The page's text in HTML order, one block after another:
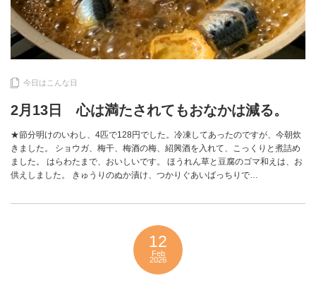
今日はこんな日
2月13日 心は満たされてもおなかは減る。
★節分明けのいわし、4匹で128円でした。冷凍してあったのですが、今朝炊
きました。 ショウガ、梅干、梅酒の梅、紹興酒を入れて、こっくりと煮詰め
ました。 はらわたまで、おいしいです。 ほうれん草と豆腐のゴマ和えは、お
供えしました。 きゅうりのぬか漬け、つかりぐあいばっちりで…
12
Feb
2026